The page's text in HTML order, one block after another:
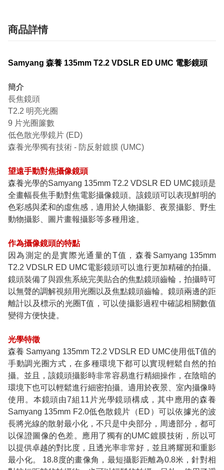
商品詳情
Samyang 森養 135mm T2.2 VDSLR ED UMC 電影鏡頭
簡介
長焦鏡頭
T2.2 明亮光圈
9 片光圈簾數
低色散光學鏡片 (ED)
森養光學獨有技術 - 防反射鍍膜 (UMC)
望遠手動對焦攝像鏡頭
森養光學的Samyang 135mm T2.2 VDSLR ED UMC鏡頭是
全畫幅長焦手動對焦電影攝像鏡頭。該鏡頭可以表現鮮明的
色彩感與柔和的虛焦感，適用於人物攝影、夜景攝影、野生
動物攝影、圖片畫報攝影等多種用途。
作為攝像鏡頭的特點
因為測定的是實際光通量的T值，森養Samyang 135mm
T2.2 VDSLR ED UMC電影鏡頭可以進行更加精確的拍攝。
鏡頭裝備了與跟焦系統完美貼合的焦點鏡頭齒輪，拍攝時可
以無聲的調解視頻用光圈以及焦點鏡頭齒輪。鏡頭兩邊的距
離計以及標示的光圈T值，可以使攝影過程中確認相關數值
變得方便快捷。
光學特徵
森養 Samyang 135mm T2.2 VDSLR ED UMC使用低T值的
手動調光圈方式，在多種環境下都可以實現輕鬆自然的拍
攝。並且，該鏡頭攝影時非常容易進行精細操作，在陰暗的
環境下也可以輕鬆進行細密拍攝。適用於夜景、室內攝像時
使用。本鏡頭由7組11片光學鏡頭構成，其中應用的森養
Samyang 135mm F2.0低色散鏡片（ED）可以依據光的波
長將光線的散射最小化，不只是中央部分，周邊部分，都可
以保證圖像的色差。應用了獨有的UMC鍍膜技術，所以可
以提供卓越的對比度，且透光率非常好，並且將耀斑和重影
最小化。 18.8度的畫像角，最短攝影距離為0.8米，針對相